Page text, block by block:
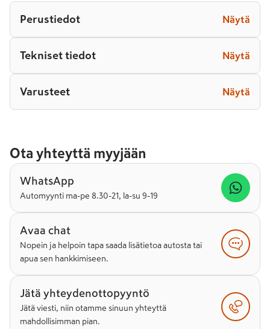
Perustiedot Näytä
Tekniset tiedot Näytä
Varusteet Näytä
Ota yhteyttä myyjään
WhatsApp
Automyynti ma-pe 8.30-21, la-su 9-19
Avaa chat
Nopein ja helpoin tapa saada lisätietoa autosta tai
apua sen hankkimiseen.
Jätä yhteydenottopyyntö
Jätä viesti, niin otamme sinuun yhteyttä
mahdollisimman pian.